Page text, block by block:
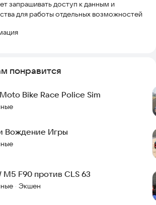
запрашивать доступ к данным и
для работы отдельных возможностей
понравится
Bike Race Police Sim
Вождение Игры
M5 F90 против CLS 63
· Экшен